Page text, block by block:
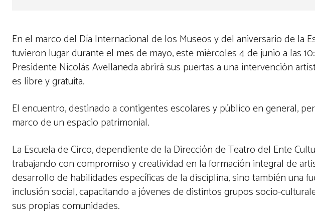
En el marco del Día Internacional de los Museos y del aniversario de la
tuvieron lugar durante el mes de mayo, este miércoles 4 de junio a las
Presidente Nicolás Avellaneda abrirá sus puertas a una intervención
es libre y gratuita.
El encuentro, destinado a contigentes escolares y público en general,
marco de un espacio patrimonial.
La Escuela de Circo, dependiente de la Dirección de Teatro del Ente
trabajando con compromiso y creatividad en la formación integral de
desarrollo de habilidades específicas de la disciplina, sino también una
inclusión social, capacitando a jóvenes de distintos grupos socio-
sus propias comunidades.